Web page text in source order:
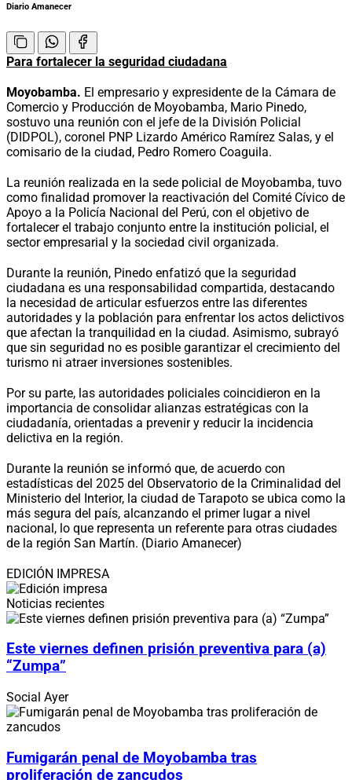
Diario Amanecer
Para fortalecer la seguridad ciudadana
Moyobamba. El empresario y expresidente de la Cámara de
Comercio y Producción de Moyobamba, Mario Pinedo,
sostuvo una reunión con el jefe de la División Policial
(DIDPOL), coronel PNP Lizardo Américo Ramírez Salas, y el
comisario de la ciudad, Pedro Romero Coaguila.
La reunión realizada en la sede policial de Moyobamba, tuvo
como finalidad promover la reactivación del Comité Cívico de
Apoyo a la Policía Nacional del Perú, con el objetivo de
fortalecer el trabajo conjunto entre la institución policial, el
sector empresarial y la sociedad civil organizada.
Durante la reunión, Pinedo enfatizó que la seguridad
ciudadana es una responsabilidad compartida, destacando
la necesidad de articular esfuerzos entre las diferentes
autoridades y la población para enfrentar los actos delictivos
que afectan la tranquilidad en la ciudad. Asimismo, subrayó
que sin seguridad no es posible garantizar el crecimiento del
turismo ni atraer inversiones sostenibles.
Por su parte, las autoridades policiales coincidieron en la
importancia de consolidar alianzas estratégicas con la
ciudadanía, orientadas a prevenir y reducir la incidencia
delictiva en la región.
Durante la reunión se informó que, de acuerdo con
estadísticas del 2025 del Observatorio de la Criminalidad del
Ministerio del Interior, la ciudad de Tarapoto se ubica como la
más segura del país, alcanzando el primer lugar a nivel
nacional, lo que representa un referente para otras ciudades
de la región San Martín. (Diario Amanecer)
EDICIÓN IMPRESA
Noticias recientes
Este viernes definen prisión preventiva para (a)
“Zumpa”
Social Ayer
Fumigarán penal de Moyobamba tras
proliferación de zancudos